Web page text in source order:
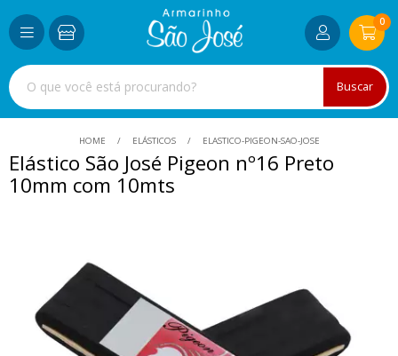
Buscar
0
HOME ELÁSTICOS ELASTICO-PIGEON-SAO-JOSE
Elástico São José Pigeon nº16 Preto
10mm com 10mts